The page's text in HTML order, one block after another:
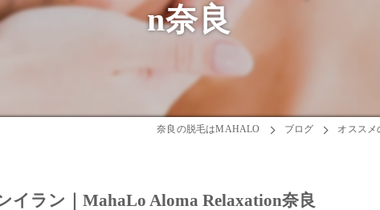
n奈良
奈良の脱毛はMAHALO ブログ オススメ
ラン｜MahaLo Aloma Relaxation奈良